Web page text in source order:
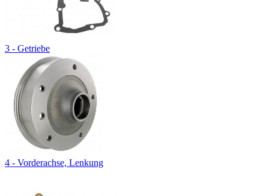
3 - Getriebe
4 - Vorderachse, Lenkung